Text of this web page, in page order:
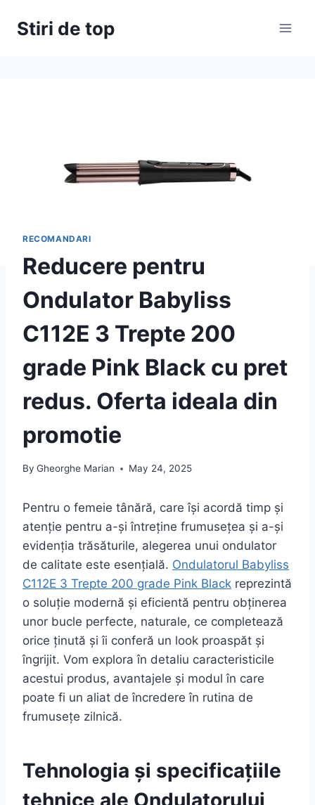
Stiri de top
RECOMANDARI
Reducere pentru
Ondulator Babyliss
C112E 3 Trepte 200
grade Pink Black cu pret
redus. Oferta ideala din
promotie
By Gheorghe Marian May 24, 2025
Pentru o femeie tânără, care își acordă timp și
atenție pentru a-și întreține frumusețea și a-și
evidenția trăsăturile, alegerea unui ondulator
de calitate este esențială. Ondulatorul Babyliss
C112E 3 Trepte 200 grade Pink Black reprezintă
o soluție modernă și eficientă pentru obținerea
unor bucle perfecte, naturale, ce completează
orice ținută și îi conferă un look proaspăt și
îngrijit. Vom explora în detaliu caracteristicile
acestui produs, avantajele și modul în care
poate fi un aliat de încredere în rutina de
frumusețe zilnică.
Tehnologia și specificațiile
tehnice ale Ondulatorului